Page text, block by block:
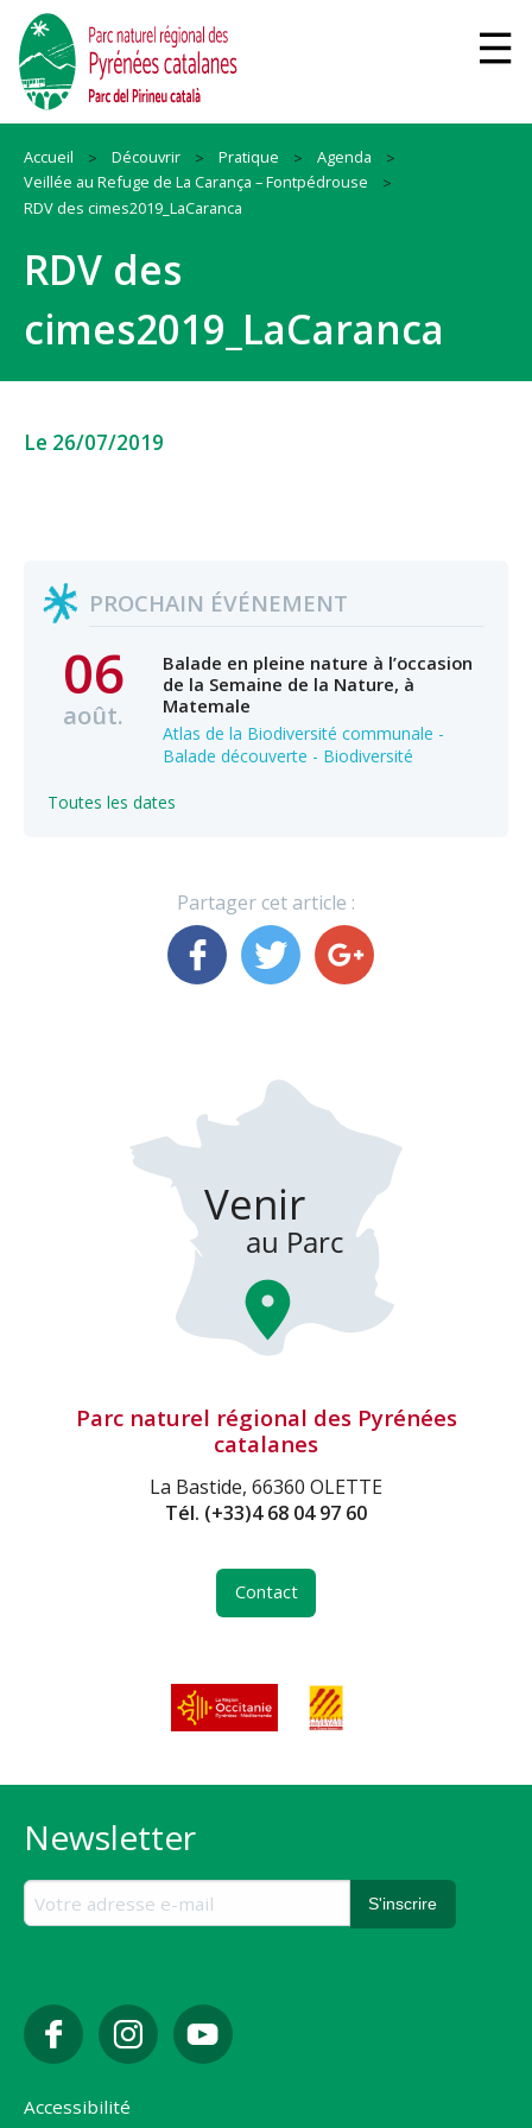
Accueil Découvrir Pratique
Agenda
Veillée au Refuge de La Carança – Fontpédrouse
RDV des cimes2019_LaCaranca
RDV des
cimes2019_LaCaranca
Le 26/07/2019
PROCHAIN ÉVÉNEMENT
06
août.
Balade en pleine nature à l’occasion
de la Semaine de la Nature, à
Matemale
Atlas de la Biodiversité communale -
Balade découverte - Biodiversité
Toutes les dates
Partager cet article :
Parc naturel régional des Pyrénées
catalanes
La Bastide, 66360 OLETTE
Tél. (+33)4 68 04 97 60
Contact
Newsletter
Accessibilité